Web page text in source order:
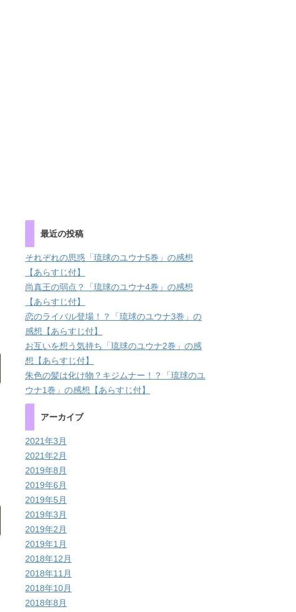
最近の投稿
それぞれの思惑「琉球のユウナ5巻」の感想
【あらすじ付】
尚真王の弱点？「琉球のユウナ4巻」の感想
【あらすじ付】
恋のライバル登場！？「琉球のユウナ3巻」の
感想【あらすじ付】
お互いを想う気持ち「琉球のユウナ2巻」の感
想【あらすじ付】
朱色の髪は化け物？キジムナー！？「琉球のユ
ウナ1巻」の感想【あらすじ付】
アーカイブ
2021年3月
2021年2月
2019年8月
2019年6月
2019年5月
2019年3月
2019年2月
2019年1月
2018年12月
2018年11月
2018年10月
2018年8月